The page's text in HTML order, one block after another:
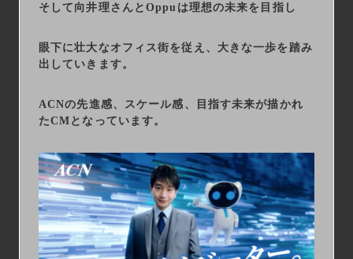
そして向井理さんとOppuは理想の未来を目指し
眼下に壮大なオフィス街を従え、大きな一歩を踏み
出していきます。
ACNの先進感、スケール感、目指す未来が描かれ
たCMとなっています。